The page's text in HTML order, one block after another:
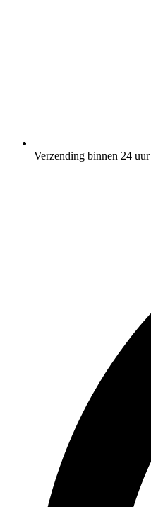
Verzending binnen 24 uur